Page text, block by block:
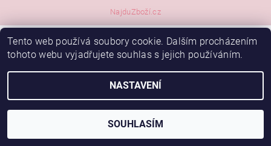
NajduZboží.cz
2026 © DOMKY-SHOP.cz, všechna práva vyhrazena
Vytvořil Shoptet
Tento web používá soubory cookie. Dalším procházením
tohoto webu vyjadřujete souhlas s jejich používáním.
NASTAVENÍ
SOUHLASÍM